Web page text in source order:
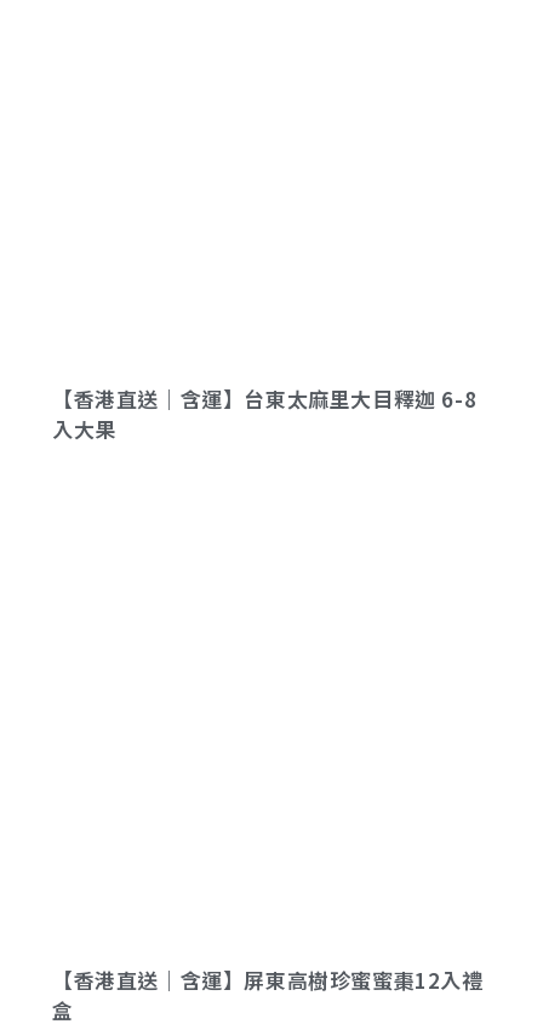
【香港直送｜含運】台東太麻里大目釋迦 6-8
入大果
【香港直送｜含運】屏東高樹珍蜜蜜棗12入禮
盒